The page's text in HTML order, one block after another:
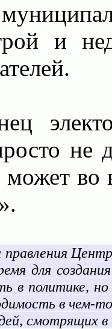
и
не
во
для
в политике,
в чем-
смотрящих